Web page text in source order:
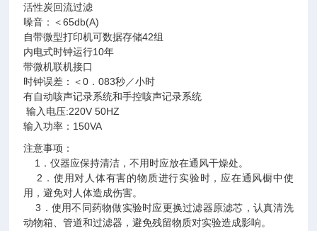
活性炭回流过滤
噪音：＜65db(A)
自带微型打印机可数据存储42组
内电式时钟运行10年
带微机联机接口
时钟误差：＜0．083秒／小时
有自动咳声记录系统和手控咳声记录系统
输入电压:220V 50HZ
输入功率：150VA
注意事项：
1．仪器应保持清洁，不用时应放在通风干燥处。
2．使用对人体有害的物质进行实验时，应在通风橱中使
用，避免对人体造成伤害。
3．使用不同药物做实验时应更换过滤器原滤芯，认真清洗
动物箱、管道和过滤器，避免残留物质对实验造成影响。